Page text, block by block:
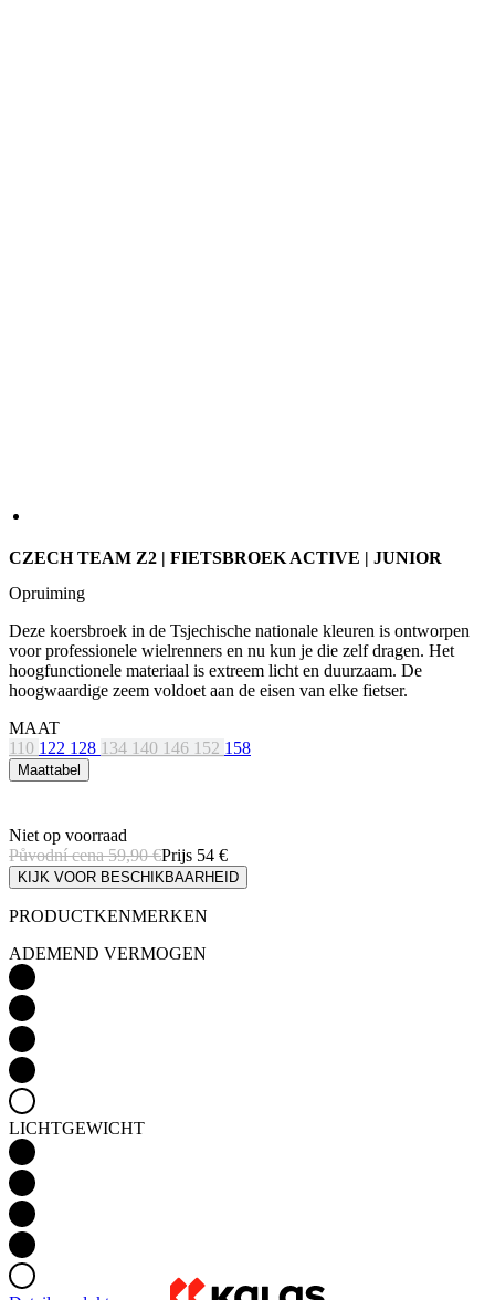
CZECH TEAM Z2 | FIETSBROEK ACTIVE | JUNIOR
Opruiming
Deze koersbroek in de Tsjechische nationale kleuren is ontworpen
voor professionele wielrenners en nu kun je die zelf dragen. Het
hoogfunctionele materiaal is extreem licht en duurzaam. De
hoogwaardige zeem voldoet aan de eisen van elke fietser.
MAAT
110 122 128 134 140 146 152 158
Maattabel
Niet op voorraad
Prijs 54 €
Původní cena59,90 €
KIJK VOOR BESCHIKBAARHEID
PRODUCTKENMERKEN
ADEMEND VERMOGEN
LICHTGEWICHT